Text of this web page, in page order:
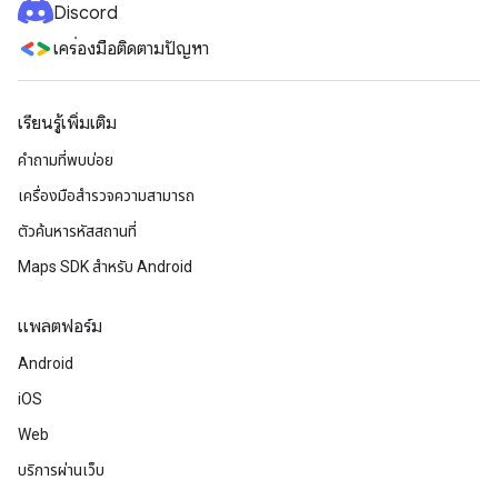
Discord
เครื่องมือติดตามปัญหา
เรียนรู้เพิ่มเติม
คำถามที่พบบ่อย
เครื่องมือสำรวจความสามารถ
ตัวค้นหารหัสสถานที่
Maps SDK สำหรับ Android
แพลตฟอร์ม
Android
iOS
Web
บริการผ่านเว็บ